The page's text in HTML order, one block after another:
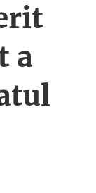
a